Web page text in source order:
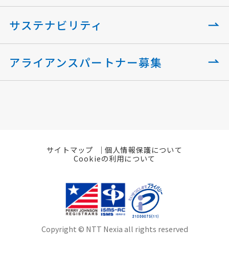
サステナビリティ
アライアンスパートナー募集
サイトマップ
個人情報保護について
Cookieの利用について
Copyright © NTT Nexia all rights reserved